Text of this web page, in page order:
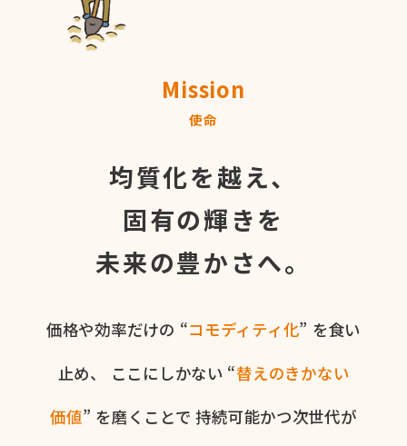
Mission
使命
均質化を越え、
固有の輝きを
未来の豊かさへ。
価格や​効率だけの​ “コモディティ化” を​食い​
止め、
ここに​しかない​ “替えの​きかない​
価値” を​磨く​ことで 持続可能かつ次世代が​